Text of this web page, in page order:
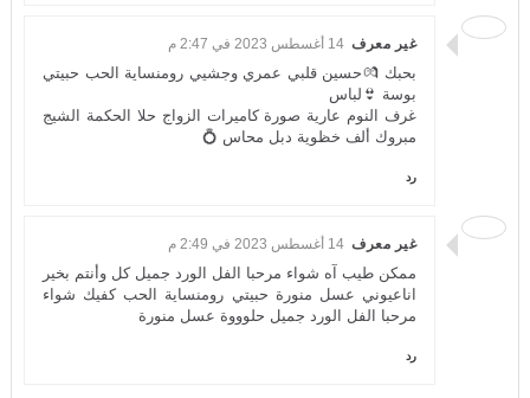
غير معرف 14 أغسطس 2023 في 2:47 م
بحبك 💏حسين قلبي عمري وجشيي رومنساية الحب حبيتي
بوسة 👙لباس
غرف النوم عارية صورة كاميرات الزواج حلا الحكمة الشيج
مبروك ألف خظوية دبل محاس 💍
رد
غير معرف 14 أغسطس 2023 في 2:49 م
ممكن طيب آه شواء مرحبا الفل الورد جميل كل وأنتم بخير
اناعيوني عسل منورة حبيتي رومنساية الحب كفيك شواء
مرحبا الفل الورد جميل حلوووة عسل منورة
رد